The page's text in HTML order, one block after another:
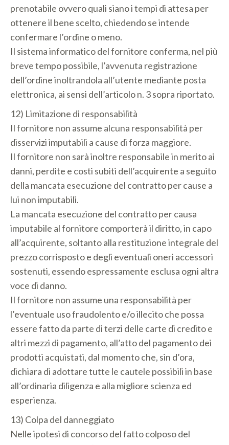
prenotabile ovvero quali siano i tempi di attesa per
ottenere il bene scelto, chiedendo se intende
confermare l’ordine o meno.
Il sistema informatico del fornitore conferma, nel più
breve tempo possibile, l’avvenuta registrazione
dell’ordine inoltrandola all’utente mediante posta
elettronica, ai sensi dell’articolo n. 3 sopra riportato.
12) Limitazione di responsabilità
Il fornitore non assume alcuna responsabilità per
disservizi imputabili a cause di forza maggiore.
Il fornitore non sarà inoltre responsabile in merito ai
danni, perdite e costi subiti dell’acquirente a seguito
della mancata esecuzione del contratto per cause a
lui non imputabili.
La mancata esecuzione del contratto per causa
imputabile al fornitore comporterà il diritto, in capo
all’acquirente, soltanto alla restituzione integrale del
prezzo corrisposto e degli eventuali oneri accessori
sostenuti, essendo espressamente esclusa ogni altra
voce di danno.
Il fornitore non assume una responsabilità per
l’eventuale uso fraudolento e/o illecito che possa
essere fatto da parte di terzi delle carte di credito e
altri mezzi di pagamento, all’atto del pagamento dei
prodotti acquistati, dal momento che, sin d’ora,
dichiara di adottare tutte le cautele possibili in base
all’ordinaria diligenza e alla migliore scienza ed
esperienza.
13) Colpa del danneggiato
Nelle ipotesi di concorso del fatto colposo del